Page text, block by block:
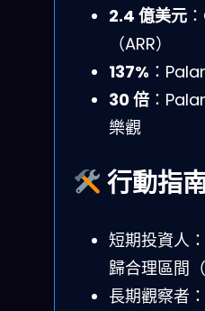
2.4 億美元
（ARR）
137% ：
30 倍 ：
樂觀
行動指
短期投資人
歸合理區間
長期觀察者